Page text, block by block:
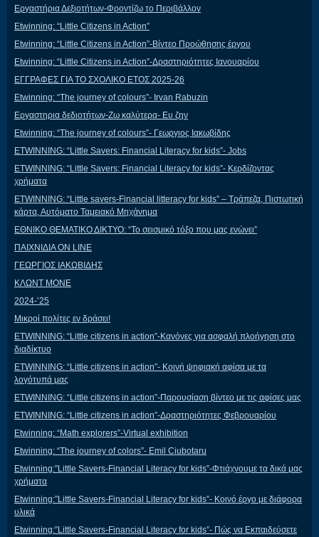
Εργαστήρια Δεξιοτήτων-Φροντίζω το Περιβάλλον
Etwinning: “Little Citizens in Action”
Etwinning: “Little Citizens in Action”-Βίντεο Προώθησης έργου
Etwinning: “Little Citizens in Action”-Δραστηριότητες Ιανουαρίου
ΕΓΓΡΑΦΕΣ ΓΙΑ ΤΟ ΣΧΟΛΙΚΟ ΕΤΟΣ 2025-26
Etwinning: “The journey of colours”- Irvan Rabuzin
Εργαστηρια δεδιοτήτων-Ζω καλύτερα- Ευ ζην
Etwinning: “The journey of colours”- Γεωργιος Ιακωβίδης
ETWINNING: “Little Savers: Financial Literacy for kids”- Jobs
ETWINNING: “Little Savers: Financial Literacy for kids”- Κερδίζοντας
χρήματα
ETWINNING: “Little savers-Financial litteracy for kids” – Τράπεζα, Πιστωτική
κάρτα, Αυτόματο Ταμειακό Μηχάνημα
ΕΘΝΙΚΟ ΘΕΜΑΤΙΚΟ ΔΙΚΤΥΟ: “Το σεισμικό τόξο που μας ενώνει”
ΠΑΙΧΝΙΔΙΑ ON LINE
ΓΕΩΡΓΙΟΣ ΙΑΚΩΒΙΔΗΣ
ΚΛΩΝΤ ΜΟΝΕ
2024-’25
Μικροί πολίτες εν δράσει!
ETWINNING: “Little citizens in action”-Κανόνες για ασφαλή πλοήγηση στο
διαδίκτυο
ETWINNING: “Little citizens in action”- Κοινή ψηφιακή αφίσα με τα
λογότυπά μας
ETWINNING: “Little citizens in action”-Παρουσίαση βίντεο με τις αφίσες μας
ETWINNING: “Little citizens in action”-Δραστηριότητες Φεβρουαρίου
Etwinning: “Math explorers”-Virtual exhibition
Etwinning: “The journey of colors”- Emil Ciubotaru
Etwinning:”Little Savers-Financial Literacy for kids”-Φτιάχνουμε τα δικά μας
χρήματα
Etwinning:”Little Savers-Financial Literacy for kids”- Κοινό έργο με διάφορα
υλικά
Etwinning:”Little Savers-Financial Literacy for kids”- Πώς να Εκπαιδεύσετε